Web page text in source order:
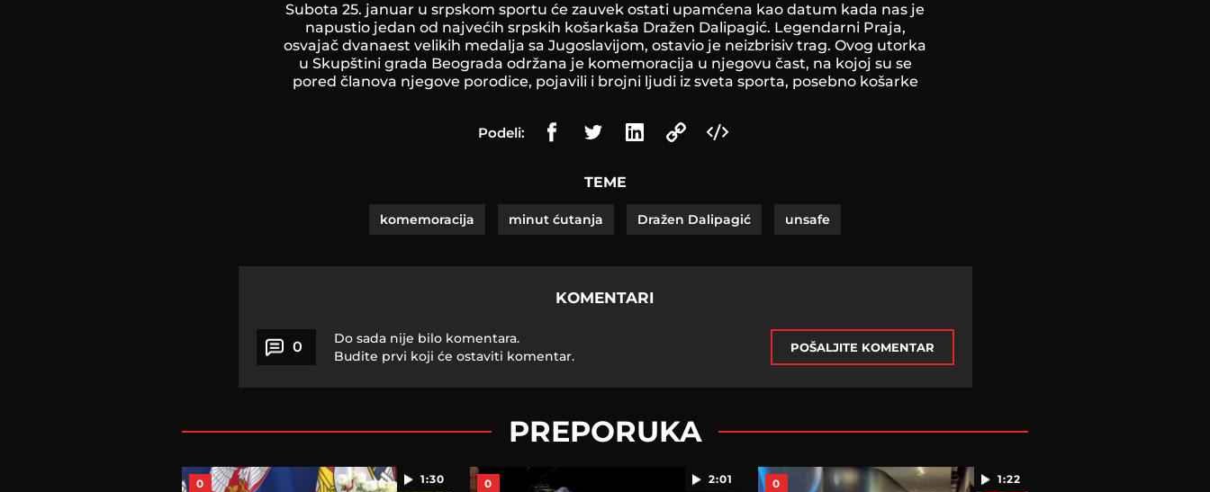
Subota 25. januar u srpskom sportu će zauvek ostati upamćena kao datum kada nas je
napustio jedan od najvećih srpskih košarkaša Dražen Dalipagić. Legendarni Praja,
osvajač dvanaest velikih medalja sa Jugoslavijom, ostavio je neizbrisiv trag. Ovog utorka
u Skupštini grada Beograda održana je komemoracija u njegovu čast, na kojoj su se
pored članova njegove porodice, pojavili i brojni ljudi iz sveta sporta, posebno košarke
Podeli:
TEME
komemoracija minut ćutanja Dražen Dalipagić unsafe
KOMENTARI
0
Do sada nije bilo komentara.
Budite prvi koji će ostaviti komentar.
POŠALJITE KOMENTAR
PREPORUKA
1:30
0 2:01
0 1:22
0